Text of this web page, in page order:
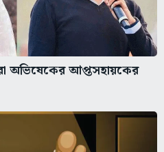
অভিষেকের আপ্তসহায়কের